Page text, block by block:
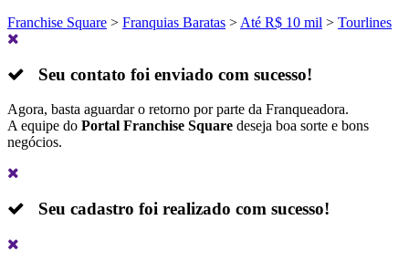
Franchise Square > Franquias Baratas > Até R$ 10 mil > Tourlines
Seu contato foi enviado com sucesso!
Agora, basta aguardar o retorno por parte da Franqueadora.
A equipe do Portal Franchise Square deseja boa sorte e bons
negócios.
Seu cadastro foi realizado com sucesso!